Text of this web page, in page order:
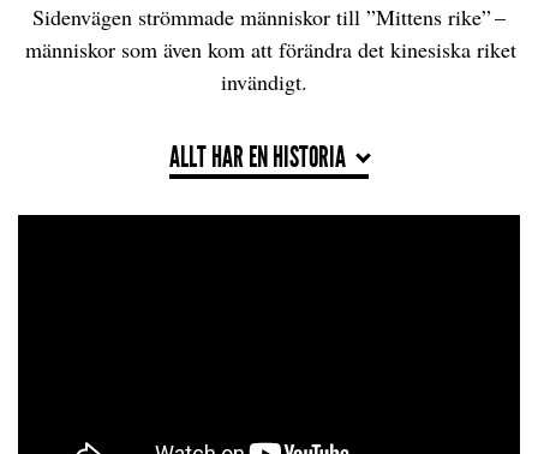
Sidenvägen strömmade människor till ”Mittens rike” –
människor som även kom att förändra det kinesiska riket
invändigt.
ALLT HAR EN HISTORIA